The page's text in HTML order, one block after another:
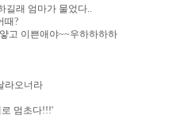
길래 엄마가 물었다..
때?
고 이쁜애야~~우하하하하
라오너라
로 멈초다!!!'